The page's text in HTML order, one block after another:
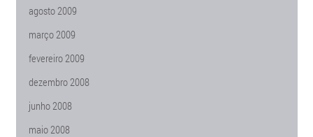
agosto 2009
março 2009
fevereiro 2009
dezembro 2008
junho 2008
maio 2008